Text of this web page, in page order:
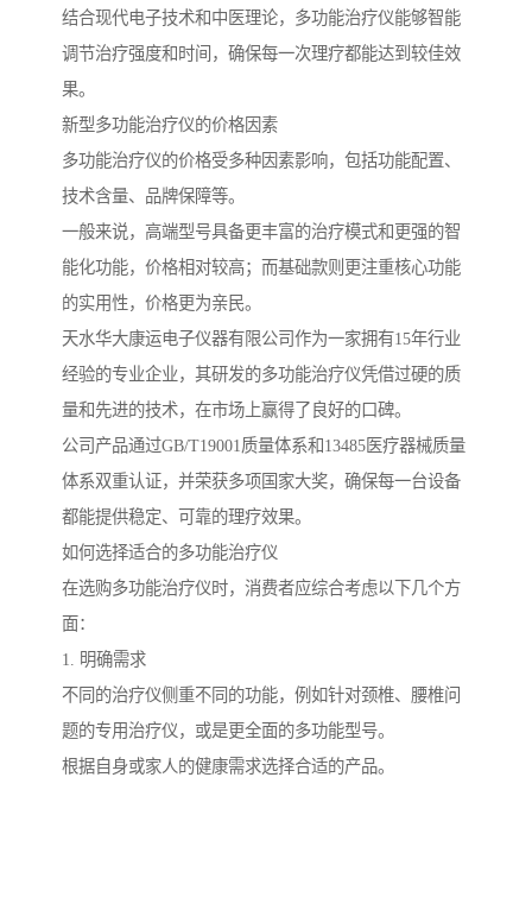
结合现代电子技术和中医理论，多功能治疗仪能够智能
调节治疗强度和时间，确保每一次理疗都能达到较佳效
果。
新型多功能治疗仪的价格因素
多功能治疗仪的价格受多种因素影响，包括功能配置、
技术含量、品牌保障等。
一般来说，高端型号具备更丰富的治疗模式和更强的智
能化功能，价格相对较高；而基础款则更注重核心功能
的实用性，价格更为亲民。
天水华大康运电子仪器有限公司作为一家拥有15年行业
经验的专业企业，其研发的多功能治疗仪凭借过硬的质
量和先进的技术，在市场上赢得了良好的口碑。
公司产品通过GB/T19001质量体系和13485医疗器械质量
体系双重认证，并荣获多项国家大奖，确保每一台设备
都能提供稳定、可靠的理疗效果。
如何选择适合的多功能治疗仪
在选购多功能治疗仪时，消费者应综合考虑以下几个方
面：
1. 明确需求
不同的治疗仪侧重不同的功能，例如针对颈椎、腰椎问
题的专用治疗仪，或是更全面的多功能型号。
根据自身或家人的健康需求选择合适的产品。